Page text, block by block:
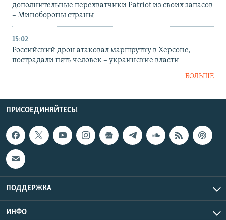
дополнительные перехватчики Patriot из своих запасов
– Минобороны страны
15:02
Российский дрон атаковал маршрутку в Херсоне,
пострадали пять человек – украинские власти
БОЛЬШЕ
ПРИСОЕДИНЯЙТЕСЬ!
ПОДДЕРЖКА
ИНФО